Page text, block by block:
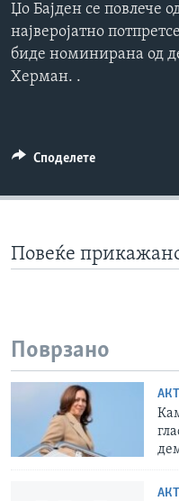
Џо Бајден се повлече
најверојатно
биде номинирана од
Херман. .
Споделете
Повеќе
Поврзано